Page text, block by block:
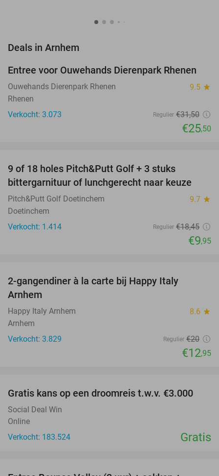
Deals in Arnhem
19%
Entree voor Ouwehands Dierenpark Rhenen
Ouwehands Dierenpark Rhenen 9.5 star
Rhenen
Verkocht: 3.073
Regulier €31,50
€25,50
9 of 18 holes Pitch&Putt Golf + 3 stuks
bittergarnituur of lunchgerecht naar keuze
Pitch&Putt Golf Doetinchem 9.7 star
Doetinchem
Verkocht: 1.414
Regulier €18,45
€9,95
2-gangendiner à la carte bij Happy Italy
Arnhem
Happy Italy Arnhem 8.6 star
Arnhem
Verkocht: 3.829
Regulier €20
€12,95
Gratis kans op een droomreis t.w.v. €3.000
Social Deal Win
Online
Verkocht: 183.524
Gratis